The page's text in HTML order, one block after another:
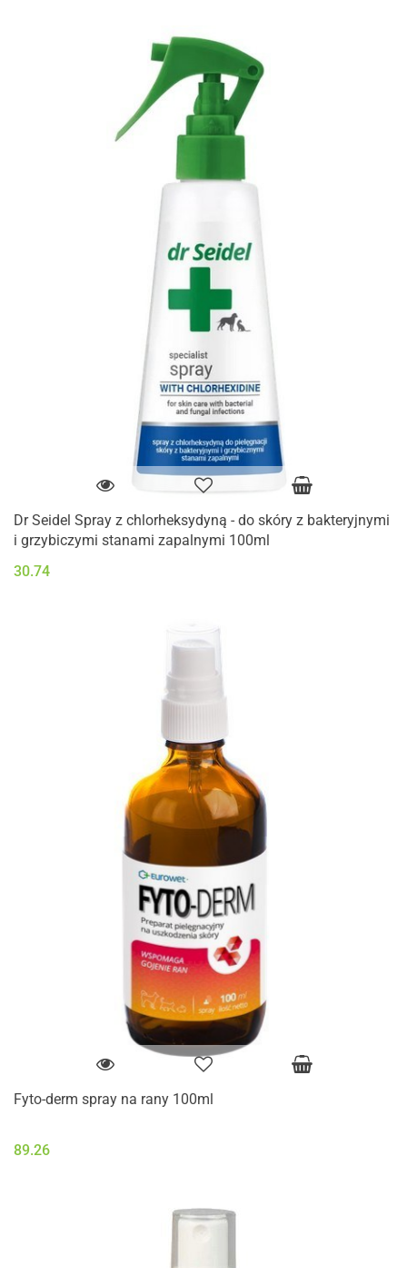
Dr Seidel Spray z chlorheksydyną - do skóry z bakteryjnymi
i grzybiczymi stanami zapalnymi 100ml
30.74
Fyto-derm spray na rany 100ml
89.26